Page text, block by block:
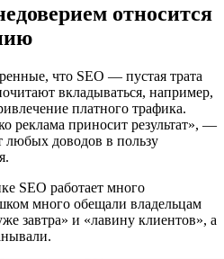
относится
что SEO — пустая трата
вкладываться, например,
платного трафика.
реклама приносит результат», —
любых доводов в пользу
SEO работает много
много обещали владельцам
завтра» и «лавину клиентов», а